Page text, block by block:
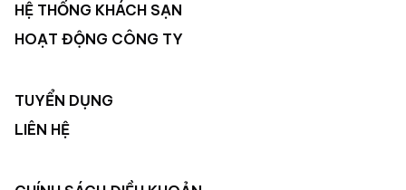
HỆ THỐNG KHÁCH SẠN
HOẠT ĐỘNG CÔNG TY
TUYỂN DỤNG
LIÊN HỆ